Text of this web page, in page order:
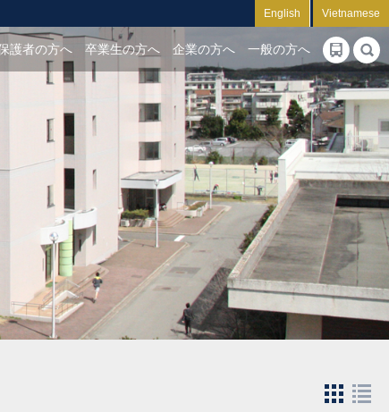
English Vietnamese
護者の方へ 卒業生の方へ 企業の方へ 一般の方へ